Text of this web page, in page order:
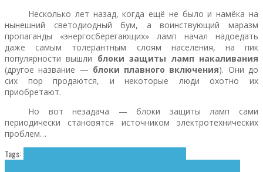
Несколько лет назад, когда ещё не было и намёка на
нынешний светодиодный бум, а воинствующий маразм
пропаганды «энергосберегающих» ламп начал надоедать
даже самым толерантным слоям населения, на пик
популярности вышли блоки защиты ламп накаливания
(другое название — блоки плавного включения). Они до
сих пор продаются, и некоторые люди охотно их
приобретают.
Но вот незадача — блоки защиты ламп сами
периодически становятся источником электротехнических
проблем…
Tags: